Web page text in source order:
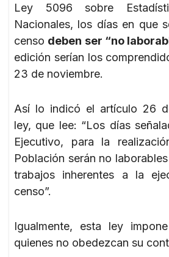
Ley 5096 sobre
Nacionales, los días en que
censo deben ser “no
edición serían los
23 de noviembre.
Así lo indicó el artículo 26
ley, que lee: “Los días
Ejecutivo, para la
Población serán no
trabajos inherentes a la
censo”.
Igualmente, esta ley
quienes no obedezcan su